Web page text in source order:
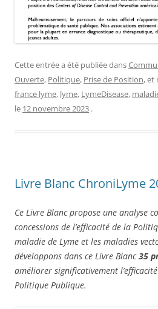
Cette entrée a été publiée dans
Ouverte, Politique, Prise de Position, et
france lyme, lyme, LymeDisease,
le 12 novembre 2023 .
Livre Blanc ChroniLyme
Ce Livre Blanc propose une analyse
concessions de l’efficacité de la
maladie de Lyme et les maladies
développons dans ce Livre Blanc35
améliorer significativement
Politique Publique.